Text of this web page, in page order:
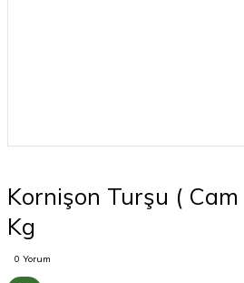
Kornişon Turşu (
Kg
0 Yorum